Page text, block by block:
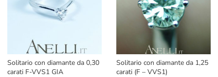
Solitario con diamante da 0,30
carati F-VVS1 GIA
Solitario con diamante da 1,25
carati (F – VVS1)